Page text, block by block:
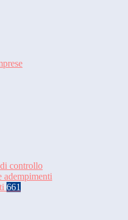
controllo
adempimenti
661